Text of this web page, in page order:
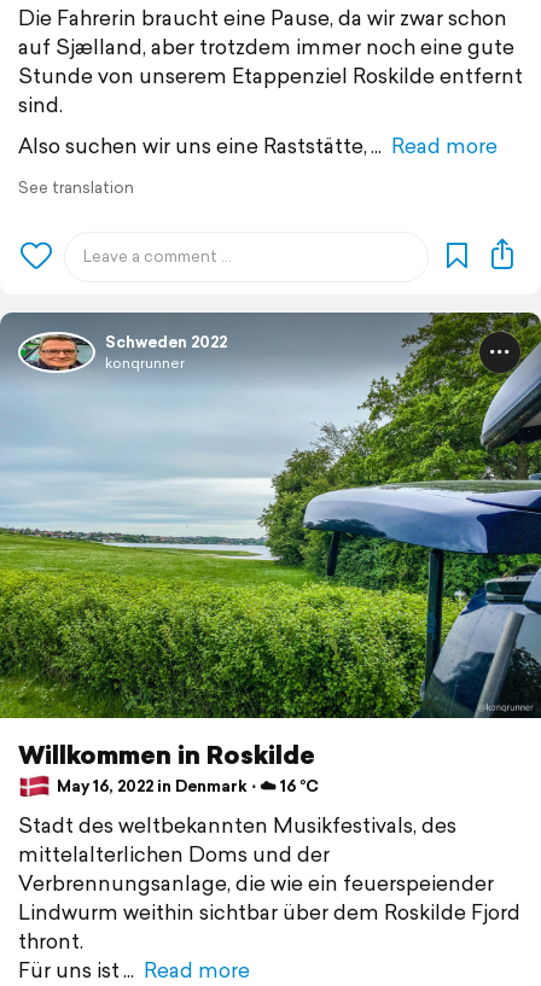
Die Fahrerin braucht eine Pause, da wir zwar schon
auf Sjælland, aber trotzdem immer noch eine gute
Stunde von unserem Etappenziel Roskilde entfernt
sind.
Also suchen wir uns eine Raststätte,
Read more
See translation
Schweden 2022
konqrunner
Willkommen in Roskilde
May 16, 2022 in Denmark ⋅ ☁️ 16 °C
Stadt des weltbekannten Musikfestivals, des
mittelalterlichen Doms und der
Verbrennungsanlage, die wie ein feuerspeiender
Lindwurm weithin sichtbar über dem Roskilde Fjord
thront.
Für uns ist
Read more